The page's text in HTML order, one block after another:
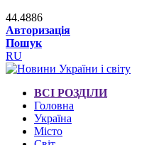
44.4886
Авторизація
Пошук
RU
ВСІ РОЗДІЛИ
Головна
Україна
Місто